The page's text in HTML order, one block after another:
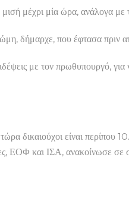
μέχρι μία ώρα, ανάλογα με
δήμαρχε, που έφτασα πριν
με τον πρωθυπουργό, για
δικαιούχοι είναι περίπου
ΕΟΦ και ΙΣΑ, ανακοίνωσε